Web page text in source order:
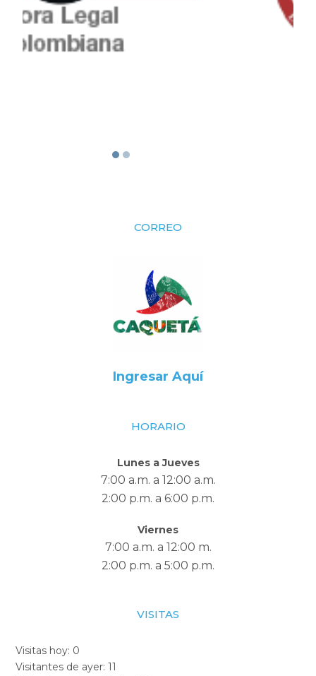
CORREO
Ingresar Aquí
HORARIO
Lunes a Jueves
7:00 a.m. a 12:00 a.m.
2:00 p.m. a 6:00 p.m.
Viernes
7:00 a.m. a 12:00 m.
2:00 p.m. a 5:00 p.m.
VISITAS
Visitas hoy: 0
Visitantes de ayer:11